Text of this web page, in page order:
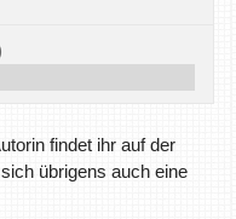
findet ihr auf der
übrigens auch eine